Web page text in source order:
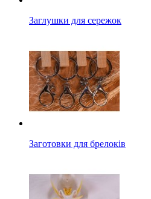
Заглушки для сережок
Заготовки для брелоків